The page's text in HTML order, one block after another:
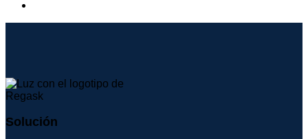
Solución